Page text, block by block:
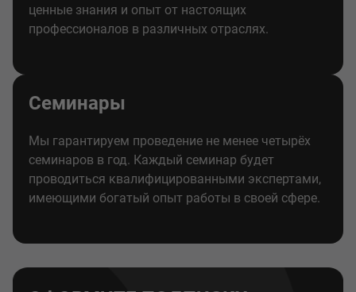
ценные знания и опыт от настоящих
профессионалов в различных отраслях.
Семинары
Мы гарантируем проведение не менее четырёх
семинаров в год. Каждый семинар будет
проводиться квалифицированными экспертами,
имеющими богатый опыт работы в своей сфере.